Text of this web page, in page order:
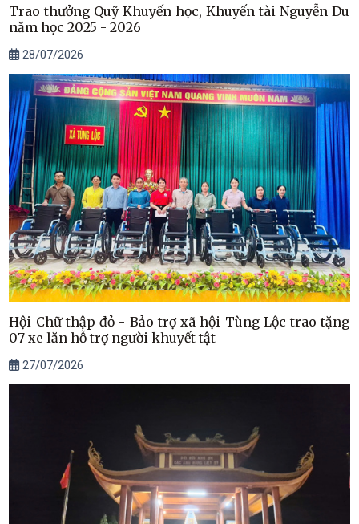
Trao thưởng Quỹ Khuyến học, Khuyến tài Nguyễn Du
năm học 2025 - 2026
28/07/2026
Hội Chữ thập đỏ - Bảo trợ xã hội Tùng Lộc trao tặng
07 xe lăn hỗ trợ người khuyết tật
27/07/2026